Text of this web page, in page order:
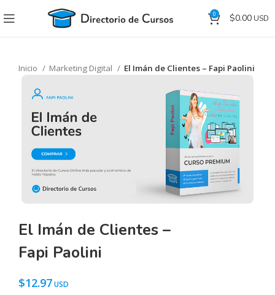
0 $0.00
Inicio Marketing Digital El Imán de Clientes – Fapi Paolini
El Imán de Clientes –
Fapi Paolini
$12.97